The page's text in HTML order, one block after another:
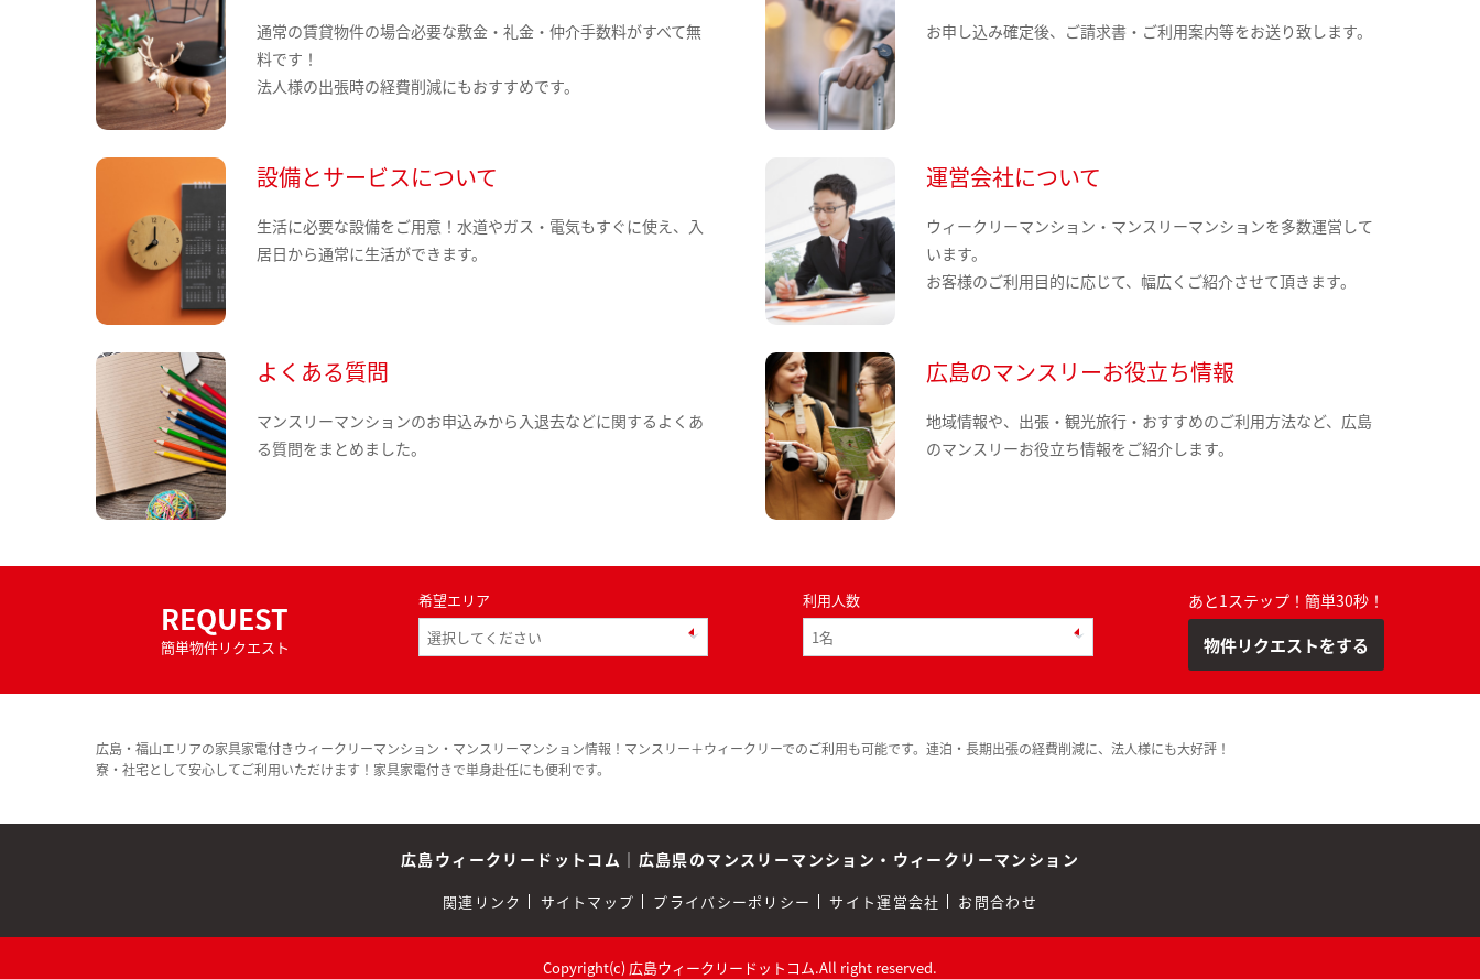
通常の賃貸物件の場合必要な敷金・礼金・仲介手数料がすべて無
料です！
法人様の出張時の経費削減にもおすすめです。
お申し込み確定後、ご請求書・ご利用案内等をお送り致します。
設備とサービスについて
生活に必要な設備をご用意！水道やガス・電気もすぐに使え、入
居日から通常に生活ができます。
運営会社について
ウィークリーマンション・マンスリーマンションを多数運営して
います。
お客様のご利用目的に応じて、幅広くご紹介させて頂きます。
よくある質問
マンスリーマンションのお申込みから入退去などに関するよくあ
る質問をまとめました。
広島のマンスリーお役立ち情報
地域情報や、出張・観光旅行・おすすめのご利用方法など、広島
のマンスリーお役立ち情報をご紹介します。
REQUEST
簡単物件リクエスト
希望エリア 利用人数 あと1ステップ！簡単30秒！
物件リクエストをする
広島・福山エリアの家具家電付きウィークリーマンション・マンスリーマンション情報！マンスリー＋ウィークリーでのご利用も可能です。連泊・長期出張の経費削減に、法人様にも大好評！
寮・社宅として安心してご利用いただけます！家具家電付きで単身赴任にも便利です。
広島ウィークリードットコム ｜ 広島県のマンスリーマンション・ウィークリーマンション
関連リンク サイトマップ プライバシーポリシー サイト運営会社 お問合わせ
Copyright(c) 広島ウィークリードットコム.All right reserved.